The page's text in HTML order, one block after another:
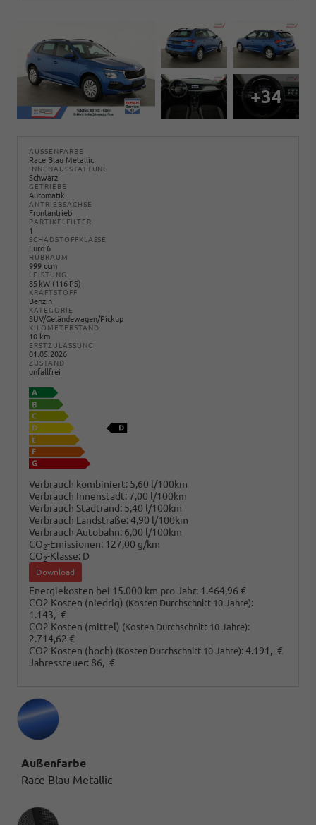
+34
AUSSENFARBE
Race Blau Metallic
INNENAUSSTATTUNG
Schwarz
GETRIEBE
Automatik
ANTRIEBSACHSE
Frontantrieb
PARTIKELFILTER
1
SCHADSTOFFKLASSE
Euro 6
HUBRAUM
999 ccm
LEISTUNG
85 kW (116 PS)
KRAFTSTOFF
Benzin
KATEGORIE
SUV/Geländewagen/Pickup
KILOMETERSTAND
10 km
ERSTZULASSUNG
01.05.2026
ZUSTAND
unfallfrei
Verbrauch kombiniert: 5,60 l/100km
Verbrauch Innenstadt: 7,00 l/100km
Verbrauch Stadtrand: 5,40 l/100km
Verbrauch Landstraße:4,90 l/100km
Verbrauch Autobahn: 6,00 l/100km
CO2-Emissionen: 127,00 g/km
CO2-Klasse: D
Download
Energiekosten bei 15.000 km pro Jahr: 1.464,96 €
CO2 Kosten (niedrig) (Kosten Durchschnitt 10 Jahre):
1.143,- €
CO2 Kosten (mittel) (Kosten Durchschnitt 10 Jahre):
2.714,62 €
CO2 Kosten (hoch) (Kosten Durchschnitt 10 Jahre):4.191,- €
Jahressteuer: 86,- €
Außenfarbe
Race Blau Metallic
Innenausstattung